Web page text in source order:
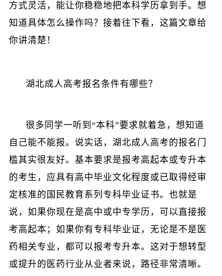
方式灵活，能让你稳稳地把本科学历拿到手。想
知道具体怎么操作吗？接着往下看，这篇文章给
你讲清楚！
湖北成人高考报名条件有哪些？
很多同学一听到“本科”要求就着急，想知道
自己能不能报。说实话， 湖北成人高考 的报名门
槛其实很友好。基本要求是报考高起本或专升本
的考生，应具有高中毕业文化程度或已取得经审
定核准的国民教育系列专科毕业证书。也就是
说，如果你现在是高中或中专学历，可以直接报
考高起本；如果你有专科毕业证，无论是不是医
药相关专业，都可以报考专升本。这对于想转型
或提升的医药行业从业者来说，路径非常清晰。